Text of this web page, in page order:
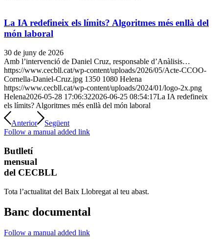
La IA redefineix els límits? Algoritmes més enllà del
món laboral
30 de juny de 2026
Amb l’intervenció de Daniel Cruz, responsable d’Anàlisis…
https://www.cecbll.cat/wp-content/uploads/2026/05/Acte-CCOO-
Cornella-Daniel-Cruz.jpg 1350 1080 Helena
https://www.cecbll.cat/wp-content/uploads/2024/01/logo-2x.png
Helena2026-05-28 17:06:322026-06-25 08:54:17La IA redefineix
els límits? Algoritmes més enllà del món laboral
Anterior
Següent
Follow a manual added link
Butlletí
mensual
del CECBLL
Tota l’actualitat del Baix Llobregat al teu abast.
Banc documental
Follow a manual added link